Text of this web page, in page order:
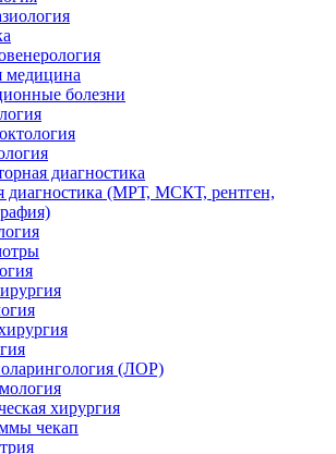
медицина
болезни
диагностика
диагностика (МРТ, МСКТ, рентген,
(ЛОР)
хирургия
чекап